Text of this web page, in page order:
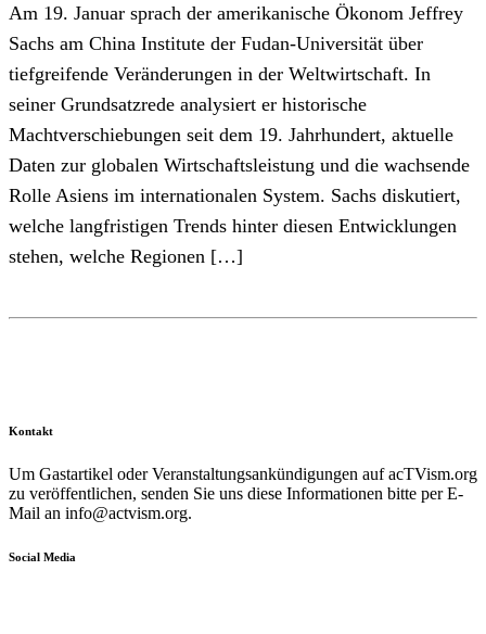
Am 19. Januar sprach der amerikanische Ökonom Jeffrey
Sachs am China Institute der Fudan-Universität über
tiefgreifende Veränderungen in der Weltwirtschaft. In
seiner Grundsatzrede analysiert er historische
Machtverschiebungen seit dem 19. Jahrhundert, aktuelle
Daten zur globalen Wirtschaftsleistung und die wachsende
Rolle Asiens im internationalen System. Sachs diskutiert,
welche langfristigen Trends hinter diesen Entwicklungen
stehen, welche Regionen […]
Kontakt
Um Gastartikel oder Veranstaltungsankündigungen auf acTVism.org
zu veröffentlichen, senden Sie uns diese Informationen bitte per E-
Mail an info@actvism.org.
Social Media